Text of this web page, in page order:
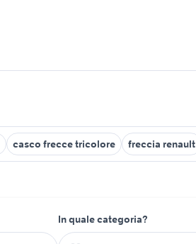
casco frecce tricolore freccia renault
In quale categoria?